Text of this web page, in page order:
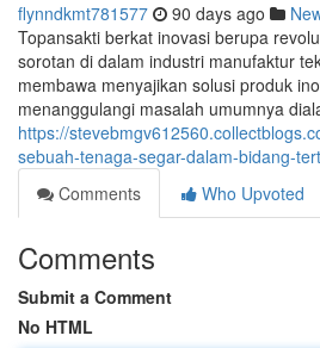
flynndkmt781577 90 days ago
Topansakti berkat inovasi berupa
sorotan di dalam industri manufaktur
membawa menyajikan solusi produk
menanggulangi masalah umumnya
https://
sebuah-tenaga-segar-dalam-bidang-
Comments
Who Upvoted
Comments
Submit a Comment
No HTML